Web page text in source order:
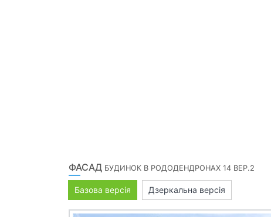
ФАСАД БУДИНОК В РОДОДЕНДРОНАХ 14 ВЕР.2
Базова версія Дзеркальна версія